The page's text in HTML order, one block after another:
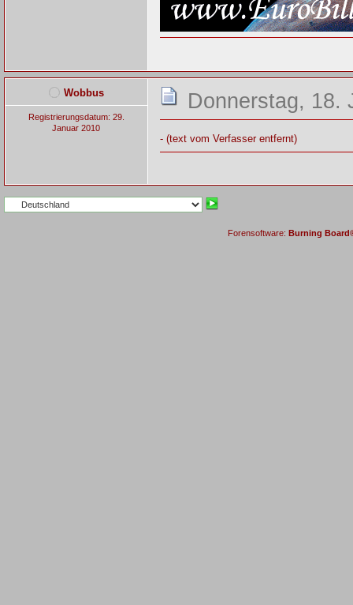
Wobbus
Registrierungsdatum: 29.
Januar 2010
Donnerstag, 18.
- (text vom Verfasser entfernt)
Forensoftware: Burning